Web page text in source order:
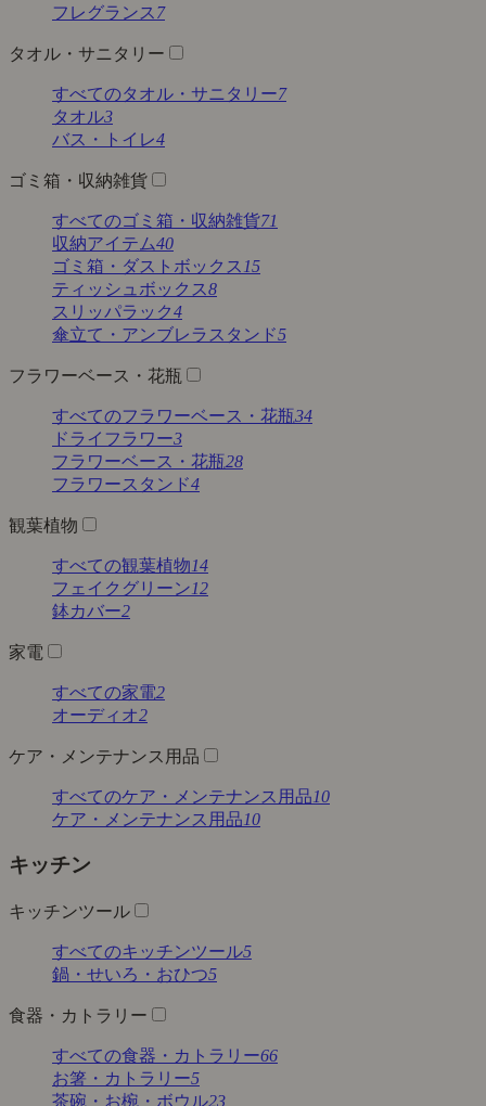
フレグランス 7
タオル・サニタリー
すべてのタオル・サニタリー7
タオル3
バス・トイレ4
ゴミ箱・収納雑貨
すべてのゴミ箱・収納雑貨71
収納アイテム40
ゴミ箱・ダストボックス 15
ティッシュボックス8
スリッパラック4
傘立て・アンブレラスタンド5
フラワーベース・花瓶
すべてのフラワーベース・花瓶34
ドライフラワー3
フラワーベース・花瓶28
フラワースタンド4
観葉植物
すべての観葉植物14
フェイクグリーン12
鉢カバー2
家電
すべての家電2
オーディオ2
ケア・メンテナンス用品
すべてのケア・メンテナンス用品10
ケア・メンテナンス用品10
キッチン
キッチンツール
すべてのキッチンツール5
鍋・せいろ・おひつ5
食器・カトラリー
すべての食器・カトラリー66
お箸・カトラリー5
茶碗・お椀・ボウル23